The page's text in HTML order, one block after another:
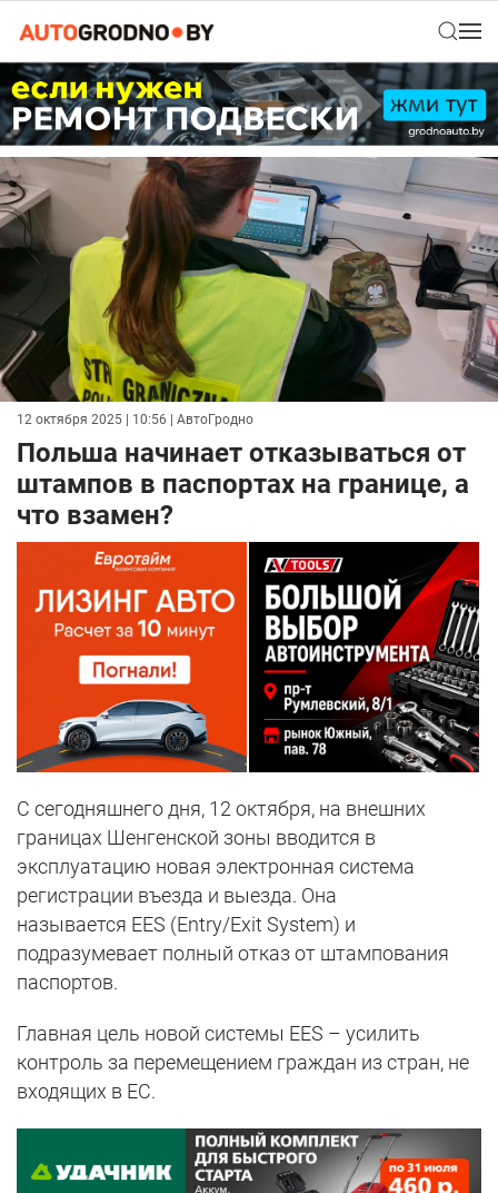
12 октября 2025 | 10:56 | АвтоГродно
Польша начинает отказываться от
штампов в паспортах на границе, а
что взамен?
С сегодняшнего дня, 12 октября, на внешних
границах Шенгенской зоны вводится в
эксплуатацию новая электронная система
регистрации въезда и выезда. Она
называется EES (Entry/Exit System) и
подразумевает полный отказ от штампования
паспортов.
Главная цель новой системы EES – усилить
контроль за перемещением граждан из стран, не
входящих в ЕС.